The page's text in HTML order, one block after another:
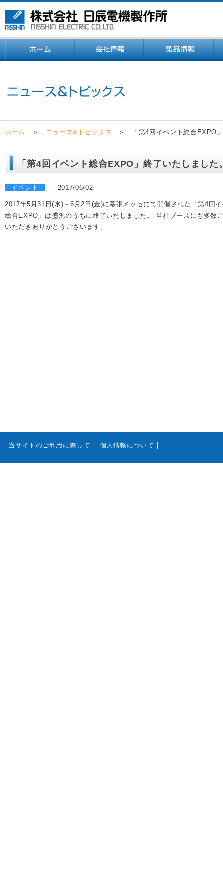
ホーム ＞ ニュース&トピックス ＞ 「第4回イベント総合EXPO」
「第4回イベント総合EXPO」終了いたしました
イベント 2017/06/02
2017年5月31日(水)～6月2日(金)に幕張メッセにて開催された「第4回
総合EXPO」は盛況のうちに終了いたしました。 当社ブースにも多数
いただきありがとうございます。
当サイトのご利用に際して 個人情報について